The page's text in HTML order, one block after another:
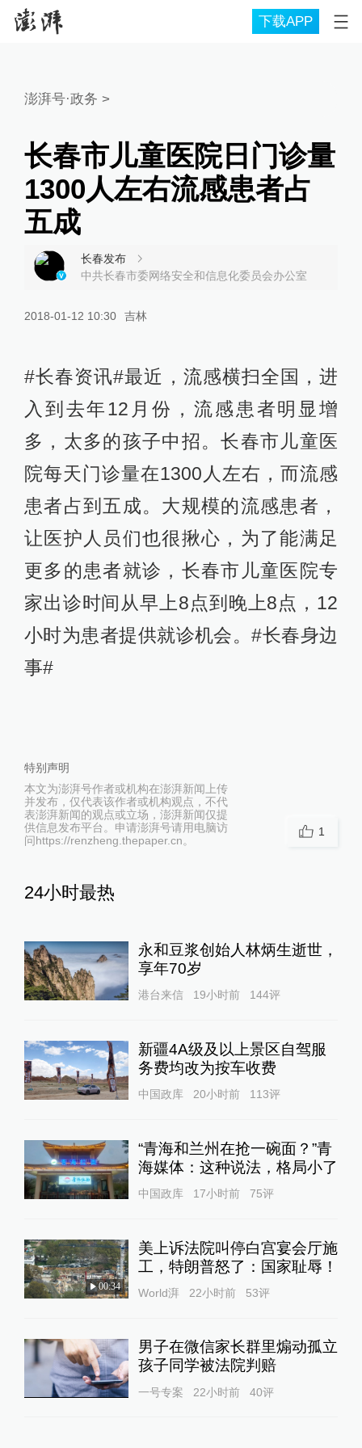
下载APP
澎湃号·政务 >
长春市儿童医院日门诊量
1300人左右流感患者占
五成
长春发布
中共长春市委网络安全和信息化委员会办公室
2018-01-12 10:30 吉林
#长春资讯#最近，流感横扫全国，进
入到去年12月份，流感患者明显增
多，太多的孩子中招。长春市儿童医
院每天门诊量在1300人左右，而流感
患者占到五成。大规模的流感患者，
让医护人员们也很揪心，为了能满足
更多的患者就诊，长春市儿童医院专
家出诊时间从早上8点到晚上8点，12
小时为患者提供就诊机会。#长春身边
事#
特别声明
本文为澎湃号作者或机构在澎湃新闻上传
并发布，仅代表该作者或机构观点，不代
表澎湃新闻的观点或立场，澎湃新闻仅提
供信息发布平台。申请澎湃号请用电脑访
问https://renzheng.thepaper.cn。
1
24小时最热
永和豆浆创始人林炳生逝世，
享年70岁
港台来信 19小时前 144评
新疆4A级及以上景区自驾服
务费均改为按车收费
中国政库 20小时前 113评
“青海和兰州在抢一碗面？”青
海媒体：这种说法，格局小了
中国政库 17小时前 75评
00:34
美上诉法院叫停白宫宴会厅施
工，特朗普怒了：国家耻辱！
World湃 22小时前 53评
男子在微信家长群里煽动孤立
孩子同学被法院判赔
一号专案 22小时前 40评